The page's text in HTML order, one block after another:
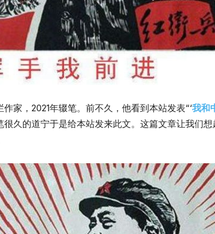
家，2021年辍笔。前不久，他看到本站发表“‘我和
久的道宁于是给本站发来此文。这篇文章让我们